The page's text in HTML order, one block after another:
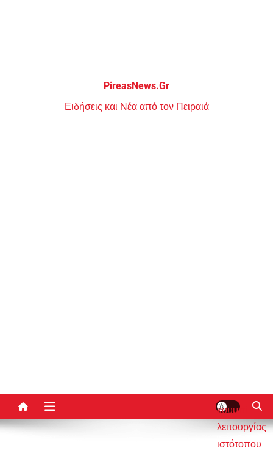
PireasNews.Gr
Ειδήσεις και Νέα από τον Πειραιά
κουμπί
λειτουργίας
ιστότοπου